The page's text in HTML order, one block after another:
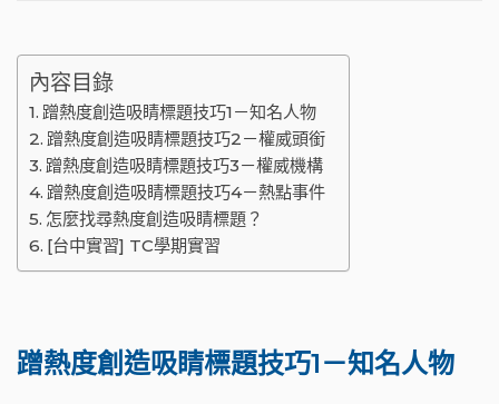
內容目錄
蹭熱度創造吸睛標題技巧1－知名人物
蹭熱度創造吸睛標題技巧2－權威頭銜
蹭熱度創造吸睛標題技巧3－權威機構
蹭熱度創造吸睛標題技巧4－熱點事件
怎麼找尋熱度創造吸睛標題？
[台中實習] TC學期實習
蹭熱度創造吸睛標題技巧1－知名人物